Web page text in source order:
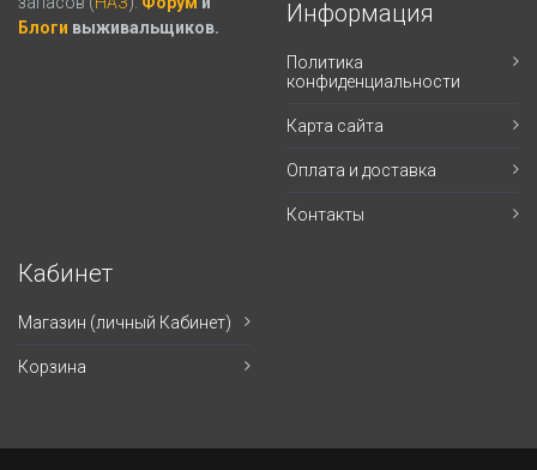
Блоги выживальщиков.
Информация
Политика
конфиденциальности
Карта сайта
Оплата и доставка
Контакты
Кабинет
Магазин (личный Кабинет)
Корзина